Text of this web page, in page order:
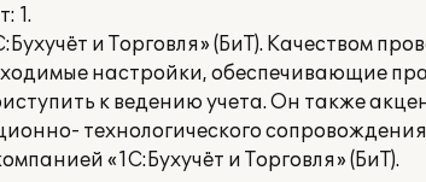
1.
и Торговля» (БиТ). Качеством
настройки, обеспечивающие
к ведению учета. Он также
технологического
«1С:Бухучёт и Торговля» (БиТ).